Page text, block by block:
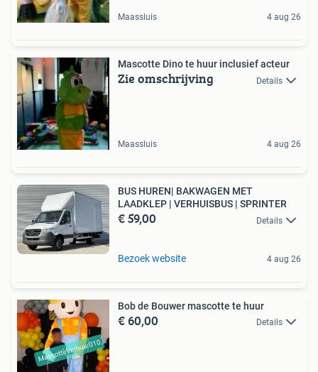
Maassluis 4 aug 26
Mascotte Dino te huur inclusief acteur
Zie omschrijving Details
Maassluis 4 aug 26
BUS HUREN| BAKWAGEN MET
LAADKLEP | VERHUISBUS | SPRINTER
€ 59,00 Details
Bezoek website 4 aug 26
Bob de Bouwer mascotte te huur
€ 60,00 Details